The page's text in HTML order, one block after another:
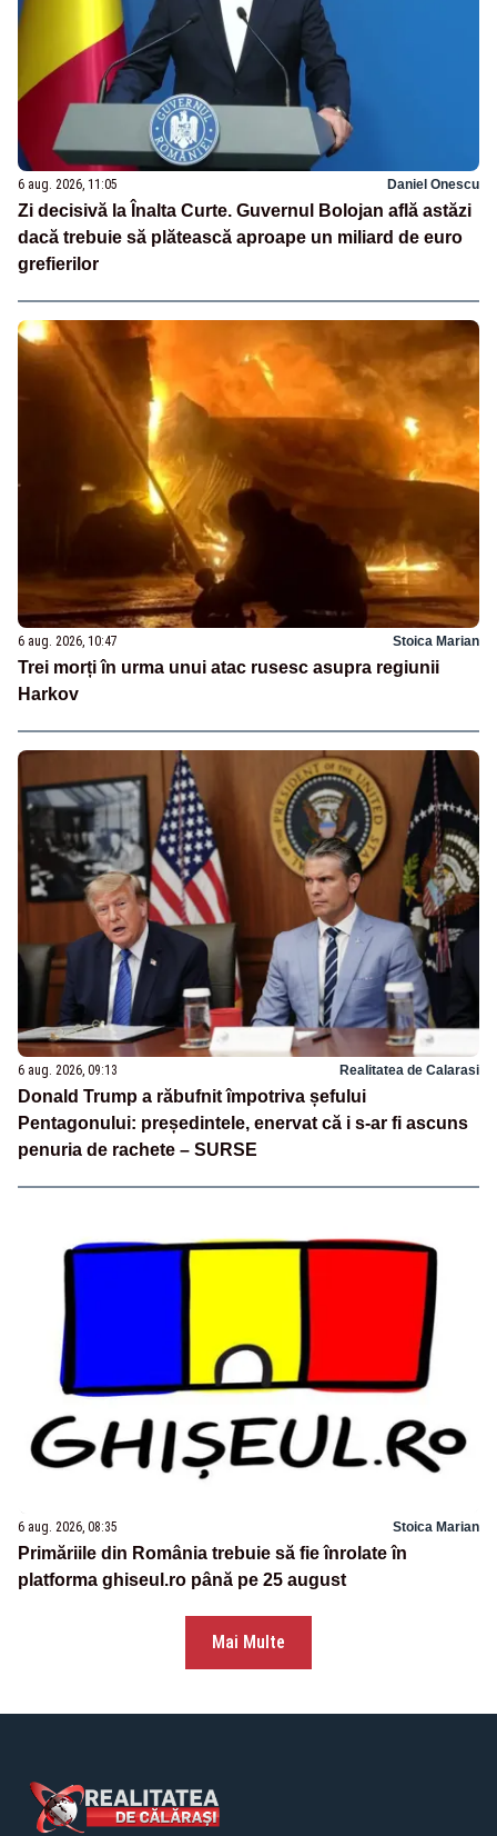
6 aug. 2026, 11:05 Daniel Onescu
Zi decisivă la Înalta Curte. Guvernul Bolojan află astăzi
dacă trebuie să plătească aproape un miliard de euro
grefierilor
6 aug. 2026, 10:47 Stoica Marian
Trei morți în urma unui atac rusesc asupra regiunii
Harkov
6 aug. 2026, 09:13 Realitatea de Calarasi
Donald Trump a răbufnit împotriva șefului
Pentagonului: președintele, enervat că i s-ar fi ascuns
penuria de rachete – SURSE
6 aug. 2026, 08:35 Stoica Marian
Primăriile din România trebuie să fie înrolate în
platforma ghiseul.ro până pe 25 august
Mai Multe